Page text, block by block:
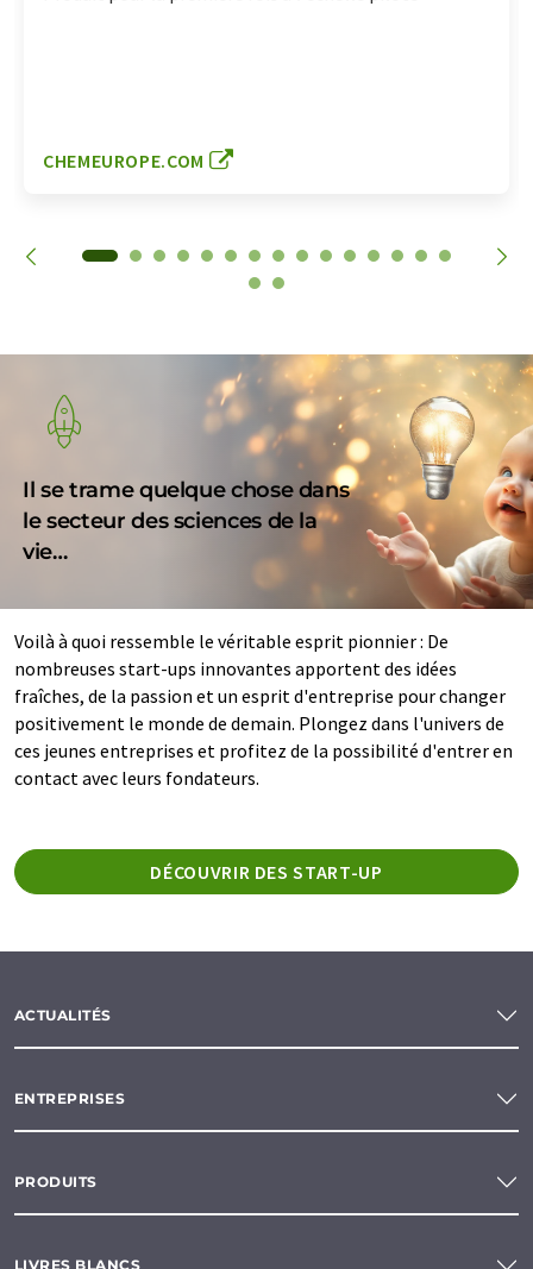
CHEMEUROPE.COM
Il se trame quelque chose dans
le secteur des sciences de la
vie…
Voilà à quoi ressemble le véritable esprit pionnier : De
nombreuses start-ups innovantes apportent des idées
fraîches, de la passion et un esprit d'entreprise pour changer
positivement le monde de demain. Plongez dans l'univers de
ces jeunes entreprises et profitez de la possibilité d'entrer en
contact avec leurs fondateurs.
DÉCOUVRIR DES START-UP
ACTUALITÉS
ENTREPRISES
PRODUITS
LIVRES BLANCS